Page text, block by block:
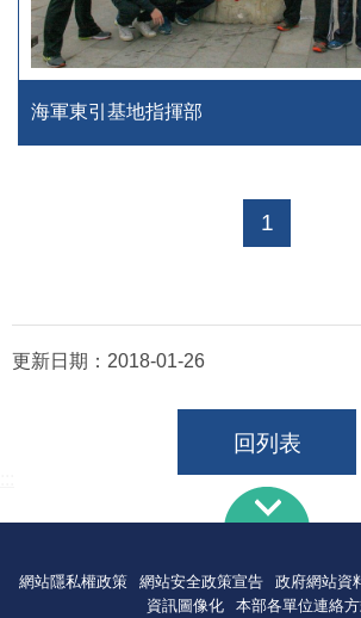
海軍東引基地指揮部
1
更新日期： 2018-01-26
回列表
網站隱私權政策 網站安全政策宣告 政府網站資
資訊圖像化
本部各單位連絡